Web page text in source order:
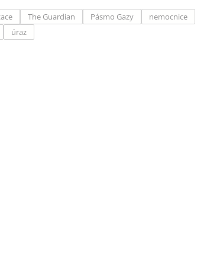
The Guardian Pásmo Gazy
nemocnice
úraz